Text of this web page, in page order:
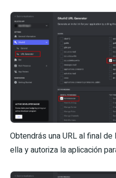
Obtendrás una URL al final de
ella y autoriza la aplicación